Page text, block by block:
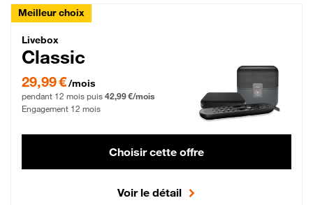
Meilleur choix
Livebox Classic Fibre
Livebox
Classic
29,99 € par mois pendant 12 mois puis 42,99 € par mois, Engagement 12 mois
29,99 €/mois
pendant 12 mois puis 42,99 €/mois
Engagement 12 mois
Choisir cette offre
Voir le détail